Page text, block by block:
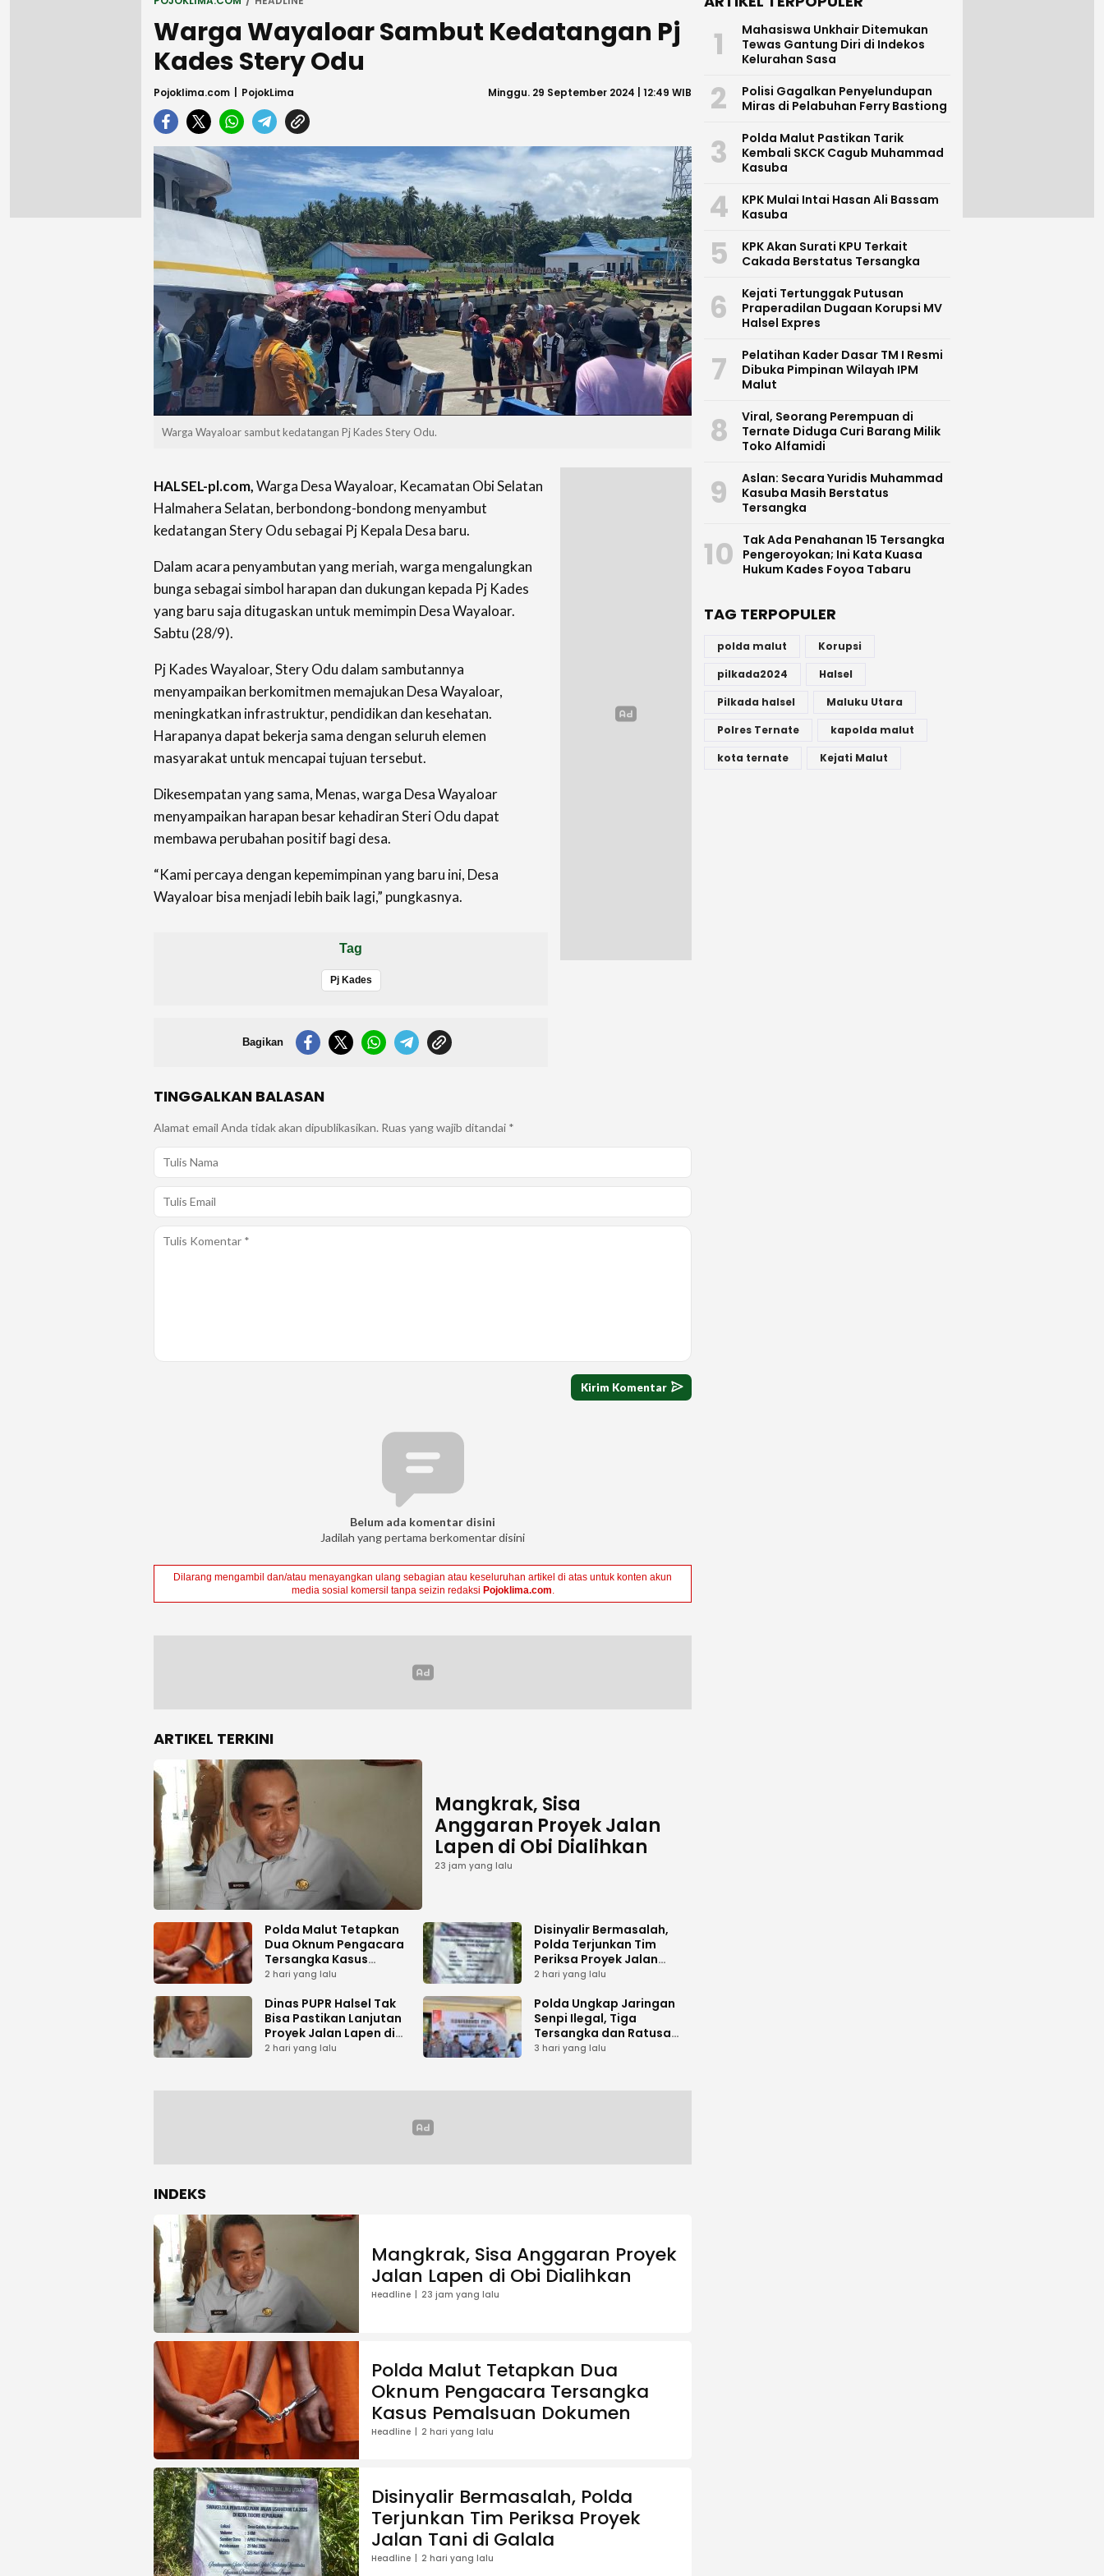
Warga Wayaloar Sambut Kedatangan Pj
Kades Stery Odu
Pojoklima.com PojokLima Minggu. 29 September 2024 | 12:49 WIB
Warga Wayaloar sambut kedatangan Pj Kades Stery Odu.
HALSEL-pl.com,Warga Desa Wayaloar, Kecamatan Obi Selatan
Halmahera Selatan, berbondong-bondong menyambut
kedatangan Stery Odu sebagai Pj Kepala Desa baru.
Dalam acara penyambutan yang meriah, warga mengalungkan
bunga sebagai simbol harapan dan dukungan kepada Pj Kades
yang baru saja ditugaskan untuk memimpin Desa Wayaloar.
Sabtu (28/9).
Pj Kades Wayaloar, Stery Odu dalam sambutannya
menyampaikan berkomitmen memajukan Desa Wayaloar,
meningkatkan infrastruktur, pendidikan dan kesehatan.
Harapanya dapat bekerja sama dengan seluruh elemen
masyarakat untuk mencapai tujuan tersebut.
Dikesempatan yang sama, Menas, warga Desa Wayaloar
menyampaikan harapan besar kehadiran Steri Odu dapat
membawa perubahan positif bagi desa.
“Kami percaya dengan kepemimpinan yang baru ini, Desa
Wayaloar bisa menjadi lebih baik lagi,” pungkasnya.
Tag
Pj Kades
Bagikan
TINGGALKAN BALASAN
Alamat email Anda tidak akan dipublikasikan. Ruas yang wajib ditandai *
Belum ada komentar disini
Jadilah yang pertama berkomentar disini
Dilarang mengambil dan/atau menayangkan ulang sebagian atau keseluruhan artikel di atas untuk konten akun
media sosial komersil tanpa seizin redaksi Pojoklima.com
ARTIKEL TERKINI
Mangkrak, Sisa
Anggaran Proyek Jalan
Lapen di Obi Dialihkan
23 jam yang lalu
Polda Malut Tetapkan
Dua Oknum Pengacara
Tersangka Kasus
Pemalsuan Dokumen
2 hari yang lalu
Disinyalir Bermasalah,
Polda Terjunkan Tim
Periksa Proyek Jalan
Tani di Galala
2 hari yang lalu
Dinas PUPR Halsel Tak
Bisa Pastikan Lanjutan
Proyek Jalan Lapen di
Desa Sambiki
2 hari yang lalu
Polda Ungkap Jaringan
Senpi Ilegal, Tiga
Tersangka dan Ratusan
Amunisi Diamankan
3 hari yang lalu
INDEKS
Mangkrak, Sisa Anggaran Proyek
Jalan Lapen di Obi Dialihkan
Headline 23 jam yang lalu
Polda Malut Tetapkan Dua
Oknum Pengacara Tersangka
Kasus Pemalsuan Dokumen
Headline 2 hari yang lalu
Disinyalir Bermasalah, Polda
Terjunkan Tim Periksa Proyek
Jalan Tani di Galala
Headline 2 hari yang lalu
1
Mahasiswa Unkhair Ditemukan
Tewas Gantung Diri di Indekos
Kelurahan Sasa
2
Polisi Gagalkan Penyelundupan
Miras di Pelabuhan Ferry Bastiong
3
Polda Malut Pastikan Tarik
Kembali SKCK Cagub Muhammad
Kasuba
4
KPK Mulai Intai Hasan Ali Bassam
Kasuba
5
KPK Akan Surati KPU Terkait
Cakada Berstatus Tersangka
6
Kejati Tertunggak Putusan
Praperadilan Dugaan Korupsi MV
Halsel Expres
7
Pelatihan Kader Dasar TM I Resmi
Dibuka Pimpinan Wilayah IPM
Malut
8
Viral, Seorang Perempuan di
Ternate Diduga Curi Barang Milik
Toko Alfamidi
9
Aslan: Secara Yuridis Muhammad
Kasuba Masih Berstatus
Tersangka
10
Tak Ada Penahanan 15 Tersangka
Pengeroyokan; Ini Kata Kuasa
Hukum Kades Foyoa Tabaru
TAG TERPOPULER
polda malut
Korupsi
pilkada2024
Halsel
Pilkada halsel
Maluku Utara
Polres Ternate
kapolda malut
kota ternate
Kejati Malut